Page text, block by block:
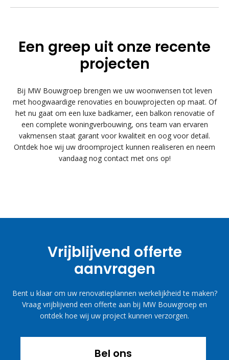
Een greep uit onze recente
projecten
Bij MW Bouwgroep brengen we uw woonwensen tot leven
met hoogwaardige renovaties en bouwprojecten op maat. Of
het nu gaat om een luxe badkamer, een balkon renovatie of
een complete woningverbouwing, ons team van ervaren
vakmensen staat garant voor kwaliteit en oog voor detail.
Ontdek hoe wij uw droomproject kunnen realiseren en neem
vandaag nog contact met ons op!
Vrijblijvend offerte
aanvragen
Bent u klaar om uw renovatieplannen werkelijkheid te maken?
Vraag vrijblijvend een offerte aan bij MW Bouwgroep en
ontdek hoe wij uw project kunnen verzorgen.
Bel ons